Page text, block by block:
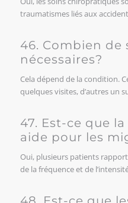
traumatismes liés aux
46. Combien de
nécessaires?
Cela dépend de la condition.
quelques visites, d’autres un
47. Est-ce que
aide pour les
Oui, plusieurs patients
de la fréquence et de